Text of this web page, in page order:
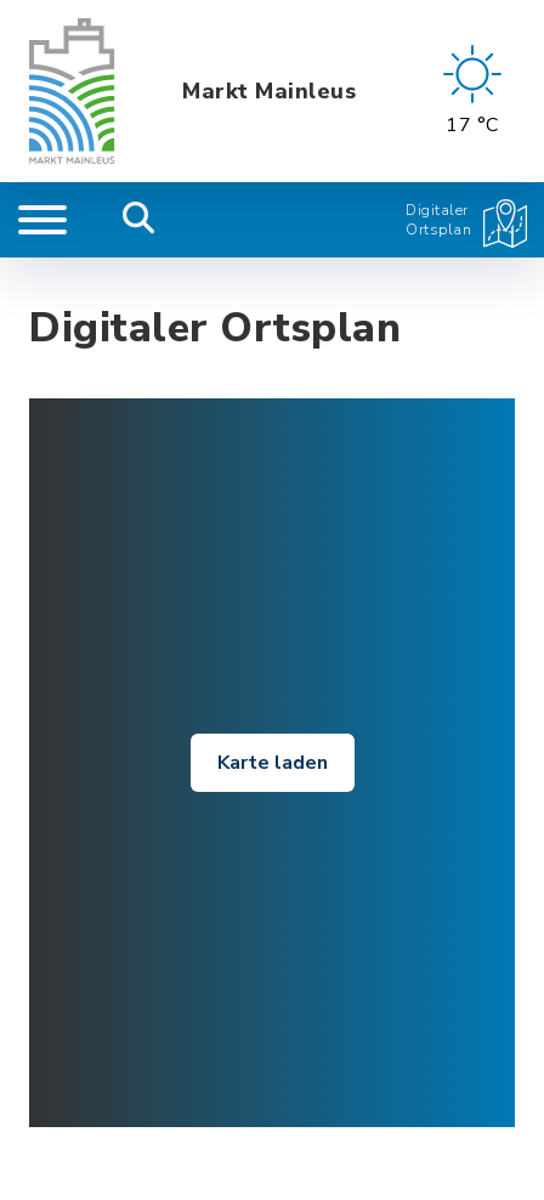
Markt Mainleus
17 °C
Digitaler
Ortsplan
Digitaler Ortsplan
Karte laden